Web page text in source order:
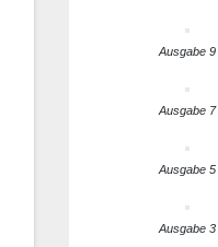
Ausgabe 9
Ausgabe 7
Ausgabe 5
Ausgabe 3